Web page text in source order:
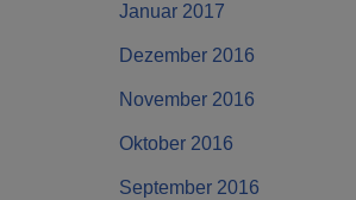
Januar 2017
Dezember 2016
November 2016
Oktober 2016
September 2016